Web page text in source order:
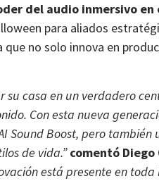
del audio inmersivo
para aliados
no solo innova en
su casa en un verdadero
Con esta nueva
Sound Boost, pero también
de vida.”comentó Diego
está presente en toda